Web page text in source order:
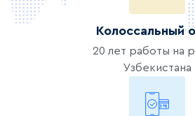
Колоссальный
20 лет работы на
Узбекистана